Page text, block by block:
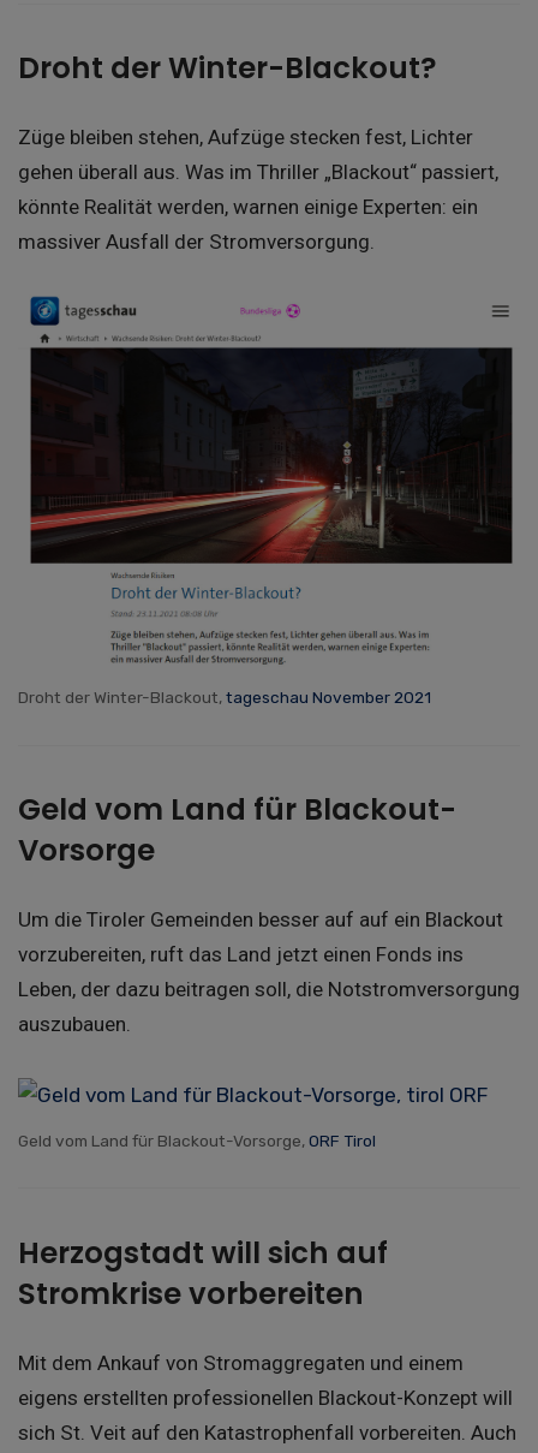
Droht der Winter-Blackout?
Züge bleiben stehen, Aufzüge stecken fest, Lichter
gehen überall aus. Was im Thriller „Blackout“ passiert,
könnte Realität werden, warnen einige Experten: ein
massiver Ausfall der Stromversorgung.
Droht der Winter-Blackout,tageschau November 2021
Geld vom Land für Blackout-
Vorsorge
Um die Tiroler Gemeinden besser auf auf ein Blackout
vorzubereiten, ruft das Land jetzt einen Fonds ins
Leben, der dazu beitragen soll, die Notstromversorgung
auszubauen.
Geld vom Land für Blackout-Vorsorge,ORF Tirol
Herzogstadt will sich auf
Stromkrise vorbereiten
Mit dem Ankauf von Stromaggregaten und einem
eigens erstellten professionellen Blackout-Konzept will
sich St. Veit auf den Katastrophenfall vorbereiten. Auch